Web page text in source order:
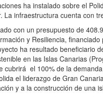
ha instalado sobre el
La infraestructura cuenta con
con un presupuesto de
y Resiliencia,
ha resultado beneficiario
en las Islas Canarias
cubrirá el 100% de la
el liderazgo de Gran
y a la construcción de una